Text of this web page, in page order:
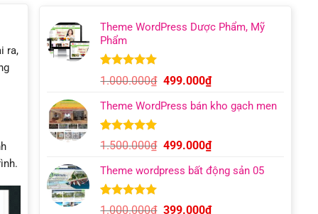
ra,
Theme WordPress Dược Phẩm, Mỹ
Phẩm
5.00trên 5
dựa trên
12
đánh giá
1.000.000₫ Giá
là:
499.000₫Giá
tại
499.000₫.
Theme WordPress bán kho gạch men
5.00trên 5
dựa trên
9
đánh giá
1.500.000₫ Giá
là:
499.000₫Giá
tại
499.000₫.
Theme wordpress bất động sản 05
5.00trên 5
6
1.000.000₫ Giá
399.000₫Giá